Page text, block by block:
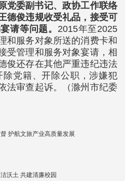
党委副书记、政协工作联络
德俊违规收受礼品，接受可
请等问题。 2015年至2025
和服务对象所送的消费卡和
受管理和服务对象宴请，相
俊还存在其他严重违纪违法
除党籍、开除公职，涉嫌犯
法审查起诉。（滁州市纪委
护航文旅产业高质量发展
沃土 共建清廉校园